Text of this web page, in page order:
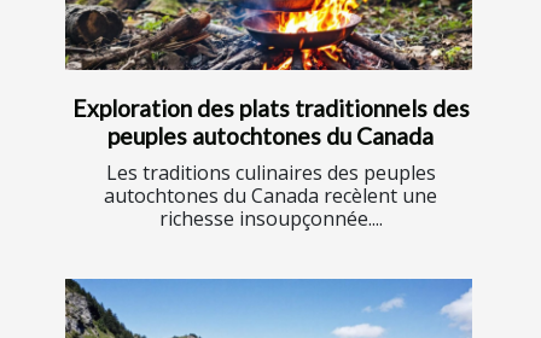
Exploration des plats traditionnels des
peuples autochtones du Canada
Les traditions culinaires des peuples
autochtones du Canada recèlent une
richesse insoupçonnée....